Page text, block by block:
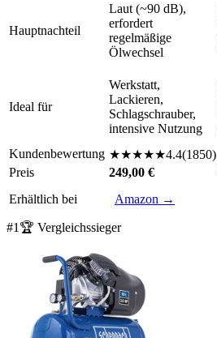
Hauptnachteil
Laut (~90 dB),
erfordert
regelmäßige
Ölwechsel
Ideal für
Werkstatt,
Lackieren,
Schlagschrauber,
intensive Nutzung
Kundenbewertung ★★★★★4.4(1850)
Preis
249,00 €
Erhältlich bei
Amazon →
#1 🏆 Vergleichssieger